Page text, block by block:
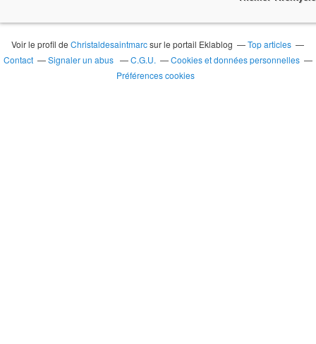
Voir le profil deChristaldesaintmarcsur le portail Eklablog
Top articles
Contact
Signaler un abus C.G.U.
Cookies et données personnelles
Préférences cookies